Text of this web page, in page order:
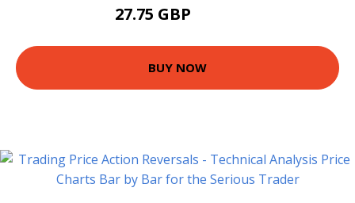
27.75 GBP
BUY NOW